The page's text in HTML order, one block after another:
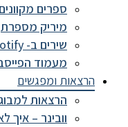
ספרים מקוונים
מיריק מספרת
שירים ב- spotify
מעמוד
הרצאות ומפגשים
הרצאות
וובינר – איך